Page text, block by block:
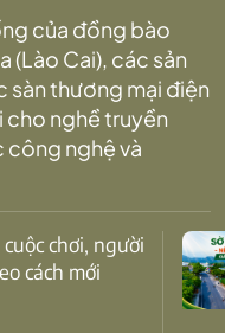
của đồng bào
(Lào Cai), các sản
sàn thương mại điện
cho nghề truyền
công nghệ và
cách mới